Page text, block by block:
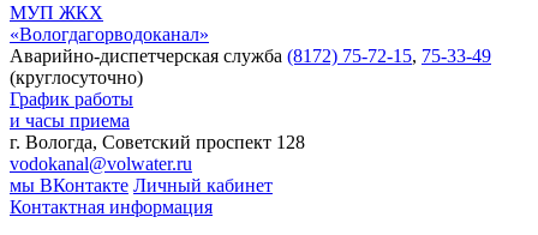
МУП ЖКХ
«Вологдагорводоканал»
Аварийно-диспетчерская служба (8172) 75-72-15, 75-33-49
(круглосуточно)
График работы
и часы приема
г. Вологда, Советский проспект 128
vodokanal@volwater.ru
мы ВКонтакте Личный кабинет
Контактная информация